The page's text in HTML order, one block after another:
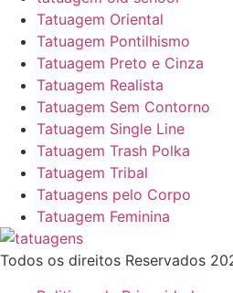
Tatuagem Oriental
Tatuagem Pontilhismo
Tatuagem Preto e Cinza
Tatuagem Realista
Tatuagem Sem Contorno
Tatuagem Single Line
Tatuagem Trash Polka
Tatuagem Tribal
Tatuagens pelo Corpo
Tatuagem Feminina
Todos os direitos Reservados